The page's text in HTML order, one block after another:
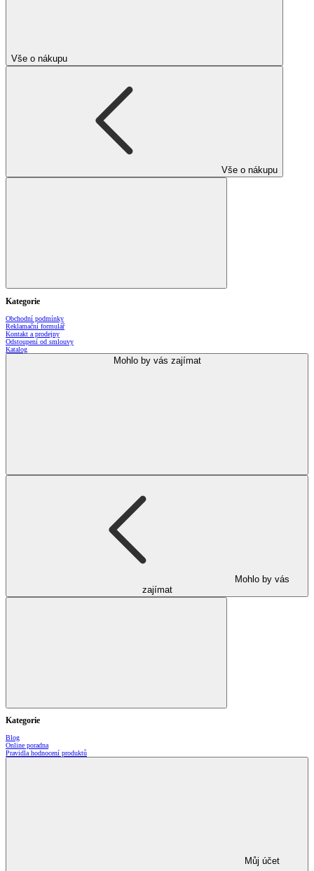
Vše o nákupu
Vše o nákupu
Kategorie
Obchodní podmínky
Reklamační formulář
Kontakt a prodejny
Odstoupení od smlouvy
Katalog
Mohlo by vás zajímat
Mohlo by vás
zajímat
Kategorie
Blog
Online poradna
Pravidla hodnocení produktů
Můj účet